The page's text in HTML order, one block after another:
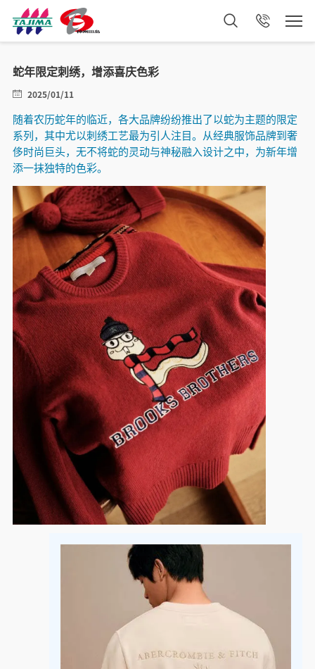
蛇年限定刺绣，增添喜庆色彩
2025/01/11
随着农历蛇年的临近，各大品牌纷纷推出了以蛇为主题的限定
系列，其中尤以刺绣工艺最为引人注目。从经典服饰品牌到奢
侈时尚巨头，无不将蛇的灵动与神秘融入设计之中，为新年增
添一抹独特的色彩。